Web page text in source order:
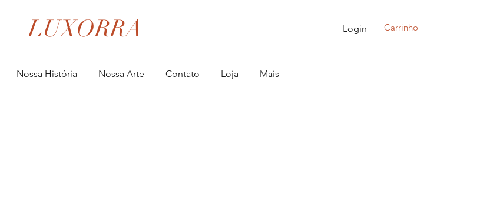
Carrinho
Login
LUXORRA
Nossa História Nossa Arte Contato Loja Mais